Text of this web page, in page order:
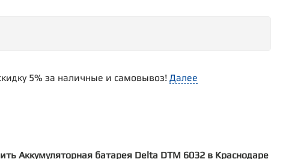
5% за наличные и самовывоз! Далее
Аккумуляторная батарея Delta DTM 6032 в Краснодаре